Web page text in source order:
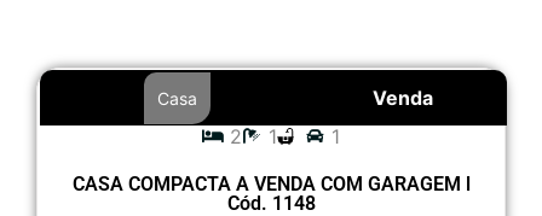
Venda
Casa
2 1 1
CASA COMPACTA A VENDA COM GARAGEM l
Cód. 1148